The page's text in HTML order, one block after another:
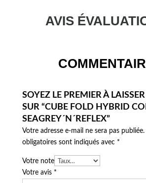
AVIS
SOYEZ LE PREMIER À
SUR “CUBE FOLD HYBRID
SEAGREY´N´REFLEX”
Votre adresse e-mail ne sera pas publiée.
obligatoires sont indiqués avec *
Votre note
Votre avis *